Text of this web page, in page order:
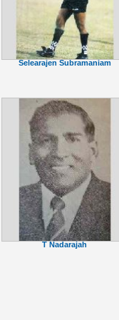
Selearajen Subramaniam
T Nadarajah